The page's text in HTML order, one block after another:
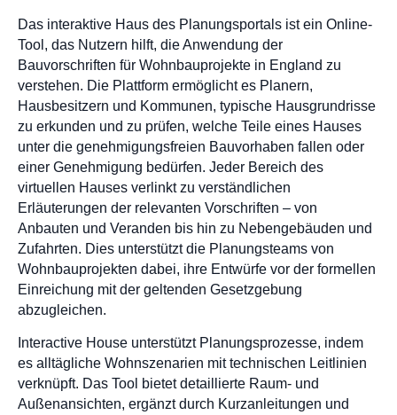
Das interaktive Haus des Planungsportals ist ein Online-
Tool, das Nutzern hilft, die Anwendung der
Bauvorschriften für Wohnbauprojekte in England zu
verstehen. Die Plattform ermöglicht es Planern,
Hausbesitzern und Kommunen, typische Hausgrundrisse
zu erkunden und zu prüfen, welche Teile eines Hauses
unter die genehmigungsfreien Bauvorhaben fallen oder
einer Genehmigung bedürfen. Jeder Bereich des
virtuellen Hauses verlinkt zu verständlichen
Erläuterungen der relevanten Vorschriften – von
Anbauten und Veranden bis hin zu Nebengebäuden und
Zufahrten. Dies unterstützt die Planungsteams von
Wohnbauprojekten dabei, ihre Entwürfe vor der formellen
Einreichung mit der geltenden Gesetzgebung
abzugleichen.
Interactive House unterstützt Planungsprozesse, indem
es alltägliche Wohnszenarien mit technischen Leitlinien
verknüpft. Das Tool bietet detaillierte Raum- und
Außenansichten, ergänzt durch Kurzanleitungen und